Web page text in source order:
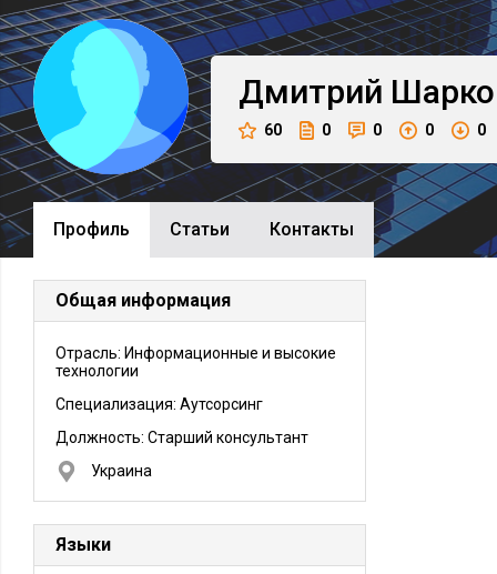
Дмитрий
60 0 0 0 0
Профиль Cтатьи Контакты
Общая информация
Отрасль: Информационные и высокие
технологии
Специализация: Аутсорсинг
Должность: Старший консультант
Украина
Языки